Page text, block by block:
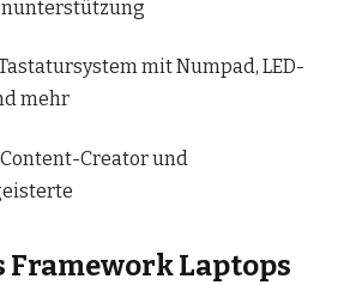
mit Numpad, LED-
mehr
Creator und
Framework Laptops